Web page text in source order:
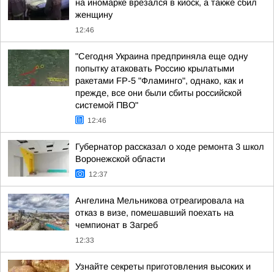
на иномарке врезался в киоск, а также сбил
женщину
12:46
"Сегодня Украина предприняла еще одну
попытку атаковать Россию крылатыми
ракетами FP-5 "Фламинго", однако, как и
прежде, все они были сбиты российской
системой ПВО"
12:46
Губернатор рассказал о ходе ремонта 3 школ
Воронежской области
12:37
Ангелина Мельникова отреагировала на
отказ в визе, помешавший поехать на
чемпионат в Загреб
12:33
Узнайте секреты приготовления высоких и